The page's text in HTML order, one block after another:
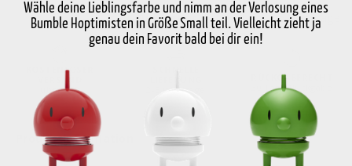
Auf Lager Lieferung in 2-5 Werktage
KOSTENLOSER
VERSAND
über €59
2-5 Werktage
RÜCKGABERECHT
30 Tage Rückgabe
Produktinformation
Wähle deine Lieblingsfarbe und nimm an der Verlosung eines
Bumble Hoptimisten in Größe Small teil. Vielleicht zieht ja
genau dein Favorit bald bei dir ein!